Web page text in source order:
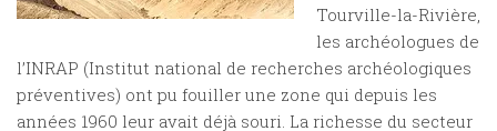
Tourville-la-Rivière,
les archéologues de
l’INRAP (Institut national de recherches archéologiques
préventives) ont pu fouiller une zone qui depuis les
années 1960 leur avait déjà souri. La richesse du secteur